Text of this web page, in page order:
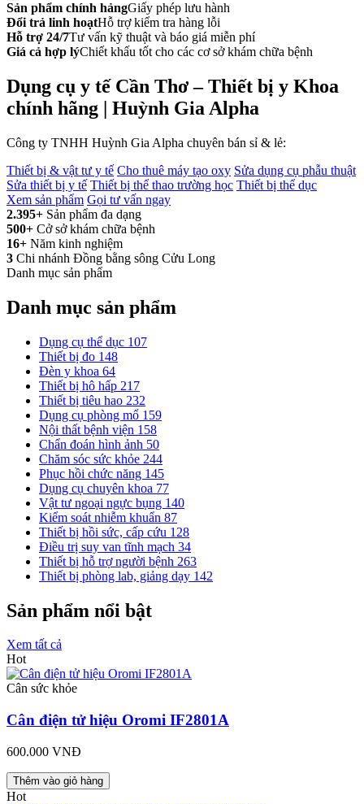
Sản phẩm chính hảngGiấy phép lưu hành
Đổi trả linh hoạtHỗ trợ kiểm tra hàng lỗi
Hỗ trợ 24/7Tư vấn kỹ thuật và báo giá miễn phí
Giá cả hợp lýChiết khấu tốt cho các cơ sở khám chữa bệnh
Dụng cụ y tế Cần Thơ – Thiết bị y Khoa
chính hãng | Huỳnh Gia Alpha
Công ty TNHH Huỳnh Gia Alpha chuyên bán sỉ & lẻ:
Thiết bị & vật tư y tế Cho thuê máy tạo oxy Sửa dụng cụ phẫu thuật
Sửa thiết bị y tế Thiết bị thể thao trường học Thiết bị thể dục
Xem sản phẩm Gọi tư vấn ngay
2.395+ Sản phẩm đa dạng
500+ Cở sở khám chữa bệnh
16+ Năm kinh nghiệm
3 Chi nhánh Đồng bằng sông Cửu Long
Danh mục sản phẩm
Danh mục sản phẩm
Dụng cụ thể dục 107
Thiết bị đo 148
Đèn y khoa 64
Thiết bị hô hấp 217
Thiết bị tiêu hao 232
Dụng cụ phòng mổ 159
Nội thất bệnh viện 158
Chẩn đoán hình ảnh 50
Chăm sóc sức khỏe 244
Phục hồi chức năng 145
Dụng cụ chuyên khoa 77
Vật tư ngoại ngực bụng 140
Kiểm soát nhiễm khuẩn 87
Thiết bị hồi sức, cấp cứu 128
Điều trị suy van tĩnh mạch 34
Thiết bị hỗ trợ người bệnh 263
Thiết bị phòng lab, giảng dạy 142
Sản phẩm nổi bật
Xem tất cả
Hot
Cân sức khỏe
Cân điện tử hiệu Oromi IF2801A
600.000 VNĐ
Thêm vào giỏ hàng
Hot